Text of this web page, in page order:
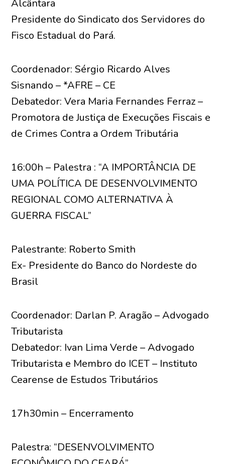
Alcântara
Presidente do Sindicato dos Servidores do
Fisco Estadual do Pará.
Coordenador: Sérgio Ricardo Alves
Sisnando – *AFRE – CE
Debatedor: Vera Maria Fernandes Ferraz –
Promotora de Justiça de Execuções Fiscais e
de Crimes Contra a Ordem Tributária
16:00h – Palestra : “A IMPORTÂNCIA DE
UMA POLÍTICA DE DESENVOLVIMENTO
REGIONAL COMO ALTERNATIVA À
GUERRA FISCAL”
Palestrante: Roberto Smith
Ex- Presidente do Banco do Nordeste do
Brasil
Coordenador: Darlan P. Aragão – Advogado
Tributarista
Debatedor: Ivan Lima Verde – Advogado
Tributarista e Membro do ICET – Instituto
Cearense de Estudos Tributários
17h30min – Encerramento
Palestra: “DESENVOLVIMENTO